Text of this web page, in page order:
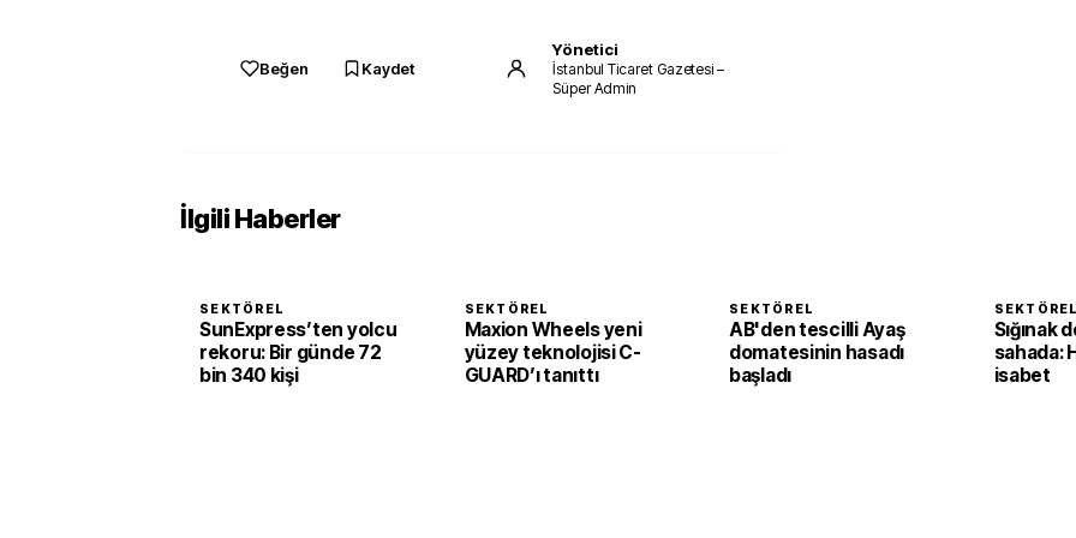
Beğen Kaydet
Yönetici
İstanbul Ticaret Gazetesi –
Süper Admin
İlgili Haberler
SEKTÖREL
SunExpress’ten yolcu
rekoru: Bir günde 72
bin 340 kişi
SEKTÖREL
Maxion Wheels yeni
yüzey teknolojisi C-
GUARD’ı tanıttı
SEKTÖREL
AB'den tescilli Ayaş
domatesinin hasadı
başladı
SEKTÖREL
Sığınak
sahada:
isabet